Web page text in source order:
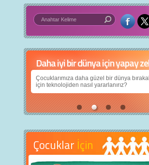
Daha iyi bir dünya için yapay
Çocuklarımıza daha güzel bir dünya
için teknolojiden nasıl yararlanırız?
Çocuklar İçin